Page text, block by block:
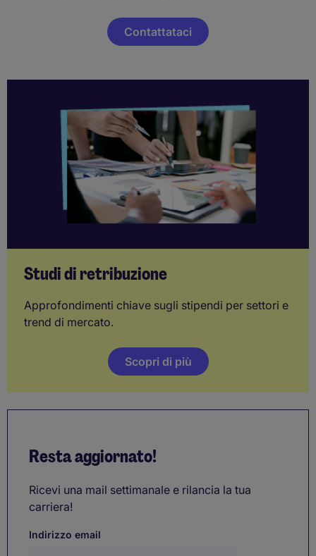
Contattataci
Studi di retribuzione
Approfondimenti chiave sugli stipendi per settori e
trend di mercato.
Scopri di più
Resta aggiornato!
Ricevi una mail settimanale e rilancia la tua
carriera!
Indirizzo email